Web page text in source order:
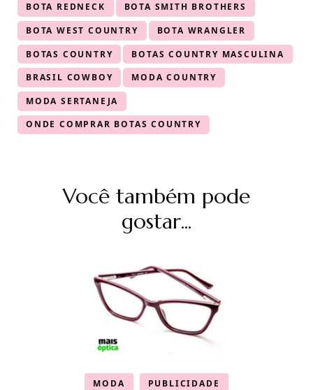
BOTA REDNECK
BOTA SMITH BROTHERS
BOTA WEST COUNTRY
BOTA WRANGLER
BOTAS COUNTRY
BOTAS COUNTRY MASCULINA
BRASIL COWBOY
MODA COUNTRY
MODA SERTANEJA
ONDE COMPRAR BOTAS COUNTRY
NavegaçãoVocê também pode
gostar...
MODA PUBLICIDADE